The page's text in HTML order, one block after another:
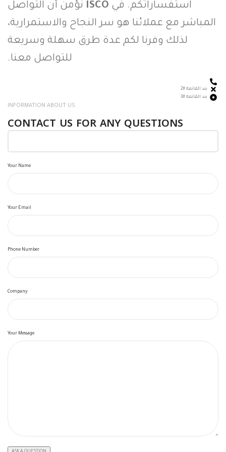
استفساراتكم. في ISCO نؤمن أن التواصل
المباشر مع عملائنا هو سر النجاح والاستمرارية،
لذلك وفرنا لكم عدة طرق سهلة وسريعة
للتواصل معنا.
بند القائمة #2
بند القائمة #3
INFORMATION ABOUT US
CONTACT US FOR ANY QUESTIONS
Your Name
Your Email
Phone Number
Company
Your Message